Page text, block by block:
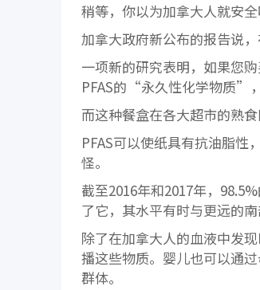
稍等，你以为加拿大人就安全
加拿大政府新公布的报告说，
一项新的研究表明，如果您
PFAS的“永久性化学物质”
而这种餐盒在各大超市的熟食
PFAS可以使纸具有抗油脂性
怪。
截至2016年和2017年，
了它，其水平有时与更远的
除了在加拿大人的血液中发
播这些物质。婴儿也可以通
群体。